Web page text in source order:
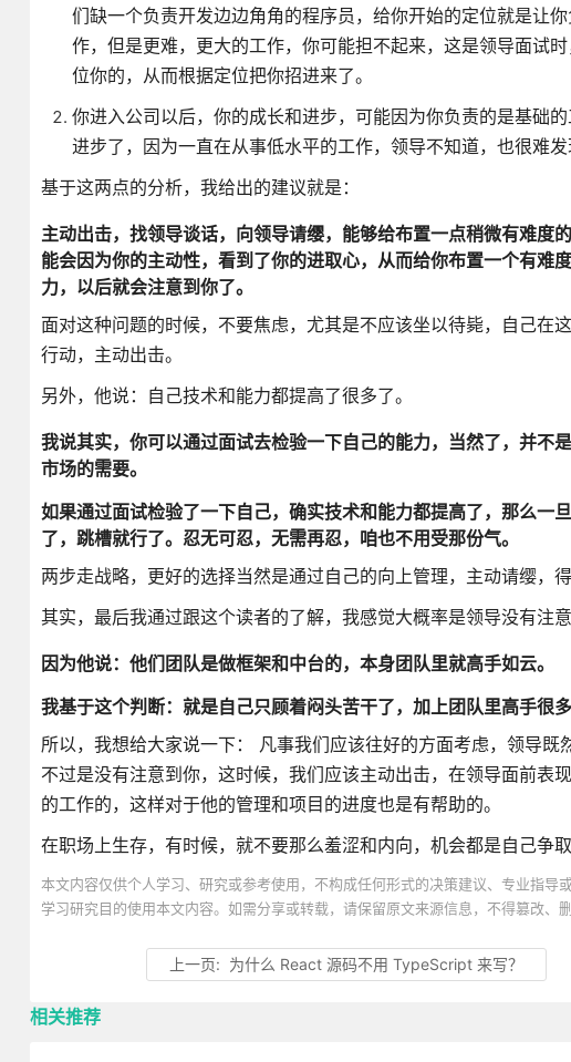
们缺一个负责开发边边角角的程序员，给你开始的定位就是让
作，但是更难，更大的工作，你可能担不起来，这是领导面试
位你的，从而根据定位把你招进来了。
你进入公司以后，你的成长和进步，可能因为你负责的是基础
进步了，因为一直在从事低水平的工作，领导不知道，也很难发
基于这两点的分析，我给出的建议就是：
主动出击，找领导谈话，向领导请缨，能够给布置一点稍微有难度
能会因为你的主动性，看到了你的进取心，从而给你布置一个有难
力，以后就会注意到你了。
面对这种问题的时候，不要焦虑，尤其是不应该坐以待毙，自己在
行动，主动出击。
另外，他说：自己技术和能力都提高了很多了。
我说其实，你可以通过面试去检验一下自己的能力，当然了，并不
市场的需要。
如果通过面试检验了一下自己，确实技术和能力都提高了，那么一
了，跳槽就行了。忍无可忍，无需再忍，咱也不用受那份气。
两步走战略，更好的选择当然是通过自己的向上管理，主动请缨，
其实，最后我通过跟这个读者的了解，我感觉大概率是领导没有注
因为他说：他们团队是做框架和中台的，本身团队里就高手如云。
我基于这个判断：就是自己只顾着闷头苦干了，加上团队里高手很
所以，我想给大家说一下： 凡事我们应该往好的方面考虑，领导
不过是没有注意到你，这时候，我们应该主动出击，在领导面前表
的工作的，这样对于他的管理和项目的进度也是有帮助的。
在职场上生存，有时候，就不要那么羞涩和内向，机会都是自己争取
本文内容仅供个人学习、研究或参考使用，不构成任何形式的决策建议、专业指
学习研究目的使用本文内容。如需分享或转载，请保留原文来源信息，不得篡改、
上一页: 为什么 React 源码不用 TypeScript 来写？
相关推荐